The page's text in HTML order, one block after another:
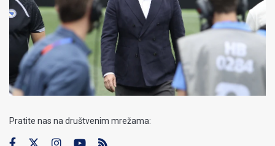
Pratite nas na društvenim mrežama: